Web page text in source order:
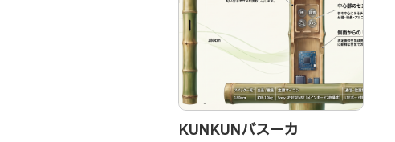
KUNKUNバスーカ